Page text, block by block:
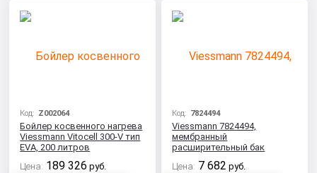
Код: Z002064
Бойлер косвенного нагрева
Viessmann Vitocell 300-V тип
EVA, 200 литров
Цена: 189 326 руб.
Код: 7824494
Viessmann 7824494,
мембранный
расширительный бак
Цена: 7 682 руб.